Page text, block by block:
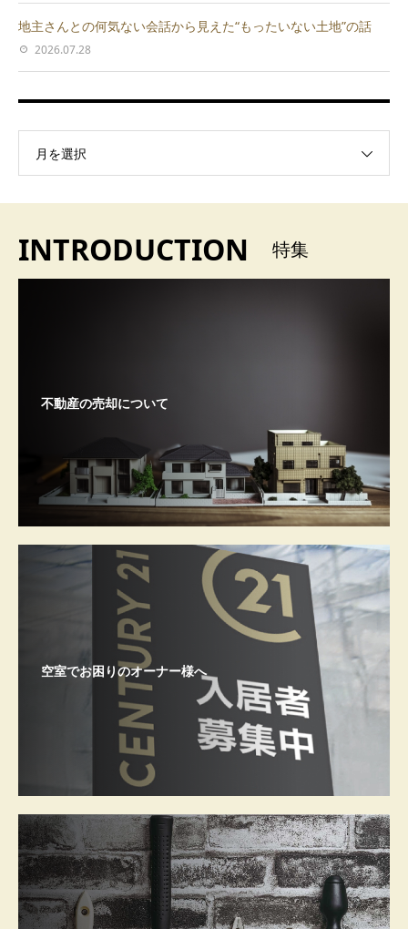
地主さんとの何気ない会話から見えた“もったいない土地”の話
2026.07.28
月を選択
INTRODUCTION 特集
不動産の売却について
空室でお困りのオーナー様へ